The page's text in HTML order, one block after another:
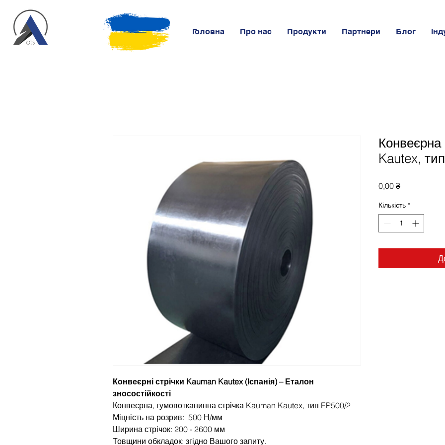
Головна Про нас Продукти Партнери Блог
Конвеєрні стрічки Kauman Kautex (Іспанія) – Еталон
зносостійкості
Конвеєрна, гумовотканинна стрічка Kauman Kautex, тип EP500/2
Міцність на розрив: 500 Н/мм
Ширина стрічок: 200 - 2600 мм
Товщини обкладок: згідно Вашого запиту.
Конвеєрна
Kautex,
0,00 ₴Ціна
Кількість *